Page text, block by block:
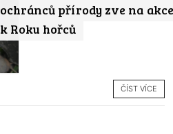
ochránců přírody zve na akce
k Roku hořců
ČÍST VÍCE